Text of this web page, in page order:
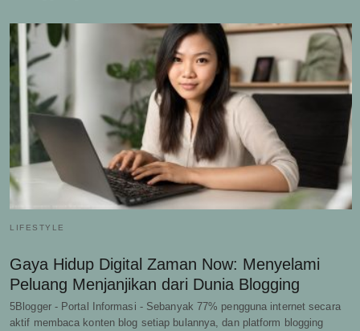
LIFESTYLE
Gaya Hidup Digital Zaman Now: Menyelami
Peluang Menjanjikan dari Dunia Blogging
5Blogger - Portal Informasi - Sebanyak 77% pengguna internet secara
aktif membaca konten blog setiap bulannya, dan platform blogging